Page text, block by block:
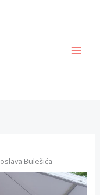
Bulešića